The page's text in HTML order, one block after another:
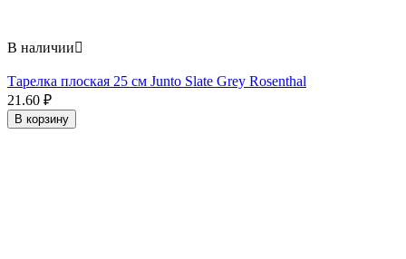
В наличии
Тарелка плоская 25 см Junto Slate Grey Rosenthal
21.60 ₽
В корзину